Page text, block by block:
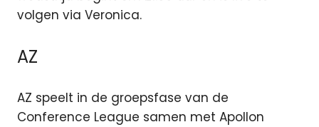
volgen via Veronica.
AZ
AZ speelt in de groepsfase van de
Conference League samen met Apollon